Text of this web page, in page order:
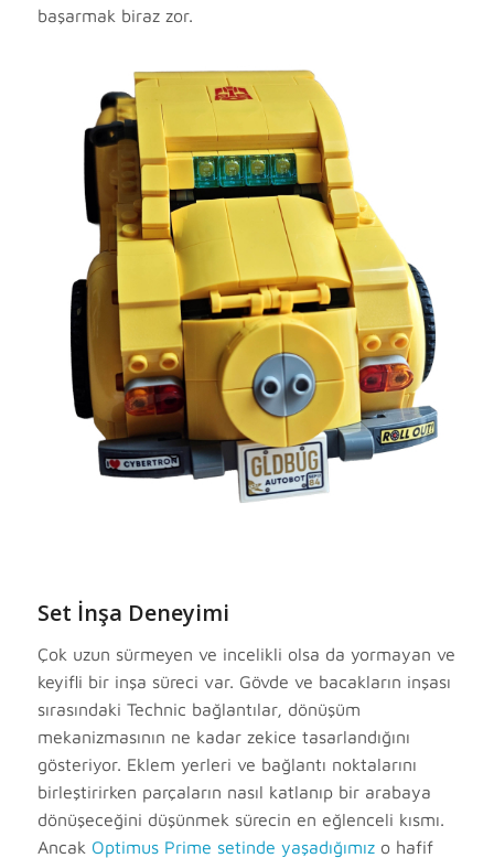
başarmak biraz zor.
Set İnşa Deneyimi
Çok uzun sürmeyen ve incelikli olsa da yormayan ve
keyifli bir inşa süreci var. Gövde ve bacakların inşası
sırasındaki Technic bağlantılar, dönüşüm
mekanizmasının ne kadar zekice tasarlandığını
gösteriyor. Eklem yerleri ve bağlantı noktalarını
birleştirirken parçaların nasıl katlanıp bir arabaya
dönüşeceğini düşünmek sürecin en eğlenceli kısmı.
Ancak Optimus Prime setinde yaşadığımızo hafif